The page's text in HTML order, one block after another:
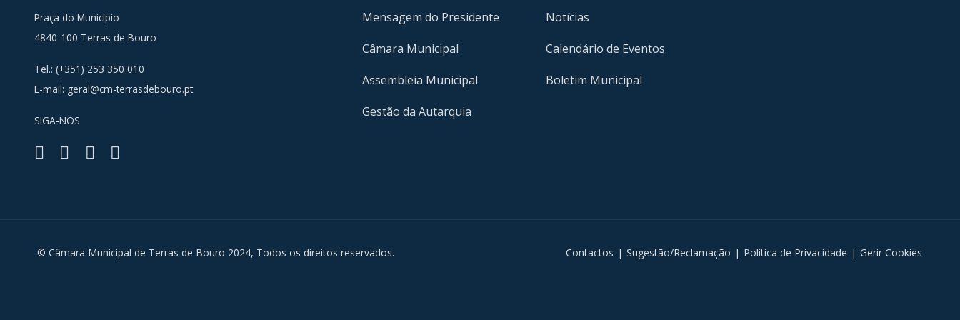
Praça do Município
4840-100 Terras de Bouro
Tel.: (+351) 253 350 010
E-mail: geral@cm-terrasdebouro.pt
SIGA-NOS
Facebook
Youtube
Instagram
Mensagem do Presidente
Câmara Municipal
Assembleia Municipal
Gestão da Autarquia
Notícias
Calendário de Eventos
Boletim Municipal
© Câmara Municipal de Terras de Bouro 2024, Todos os direitos reservados. Contactos | Sugestão/Reclamação | Política de Privacidade | Gerir Cookies